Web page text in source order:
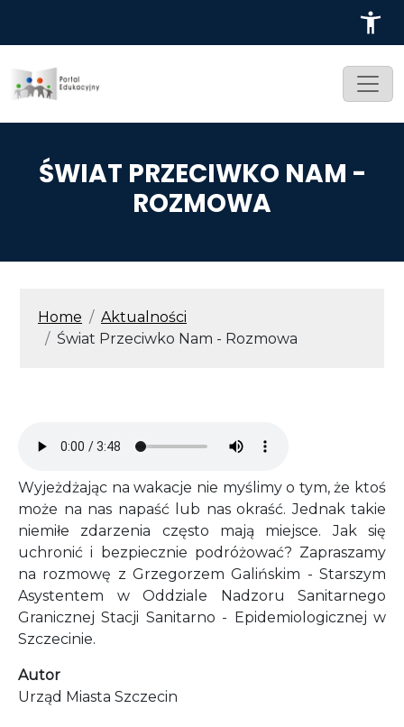
ŚWIAT PRZECIWKO NAM -
ROZMOWA
ŚCIEŻKA NAWIGACYJNA
Home
Aktualności
Świat Przeciwko Nam - Rozmowa
Wyjeżdżając na wakacje nie myślimy o tym, że ktoś
może na nas napaść lub nas okraść. Jednak takie
niemiłe zdarzenia często mają miejsce. Jak się
uchronić i bezpiecznie podróżować? Zapraszamy
na rozmowę z Grzegorzem Galińskim - Starszym
Asystentem w Oddziale Nadzoru Sanitarnego
Granicznej Stacji Sanitarno - Epidemiologicznej w
Szczecinie.
Autor
Urząd Miasta Szczecin